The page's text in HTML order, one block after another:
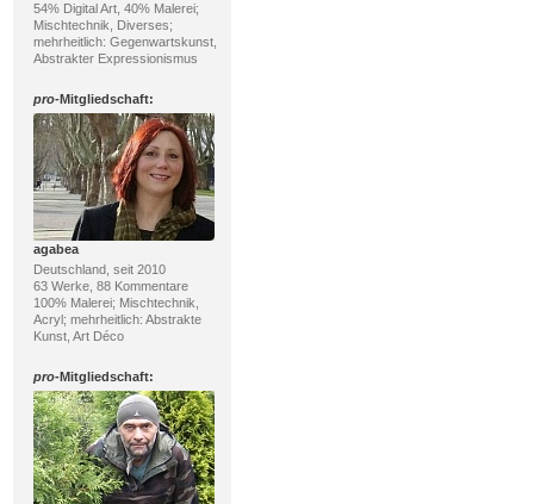
54% Digital Art, 40% Malerei;
Mischtechnik, Diverses;
mehrheitlich: Gegenwartskunst,
Abstrakter Expressionismus
pro-Mitgliedschaft:
agabea
Deutschland, seit 2010
63 Werke, 88 Kommentare
100% Malerei; Mischtechnik,
Acryl; mehrheitlich: Abstrakte
Kunst, Art Déco
pro-Mitgliedschaft: